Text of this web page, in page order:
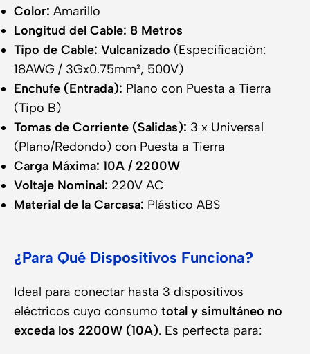
Color: Amarillo
Longitud del Cable: 8 Metros
Tipo de Cable: Vulcanizado (Especificación:
18AWG / 3Gx0.75mm², 500V)
Enchufe (Entrada): Plano con Puesta a Tierra
(Tipo B)
Tomas de Corriente (Salidas): 3 x Universal
(Plano/Redondo) con Puesta a Tierra
Carga Máxima: 10A / 2200W
Voltaje Nominal: 220V AC
Material de la Carcasa: Plástico ABS
¿Para Qué Dispositivos Funciona?
Ideal para conectar hasta 3 dispositivos
eléctricos cuyo consumo total y simultáneo no
exceda los 2200W (10A). Es perfecta para: